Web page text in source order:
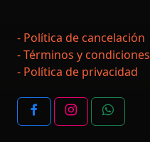
- Política de cancelación
- Términos y condiciones
- Política de privacidad